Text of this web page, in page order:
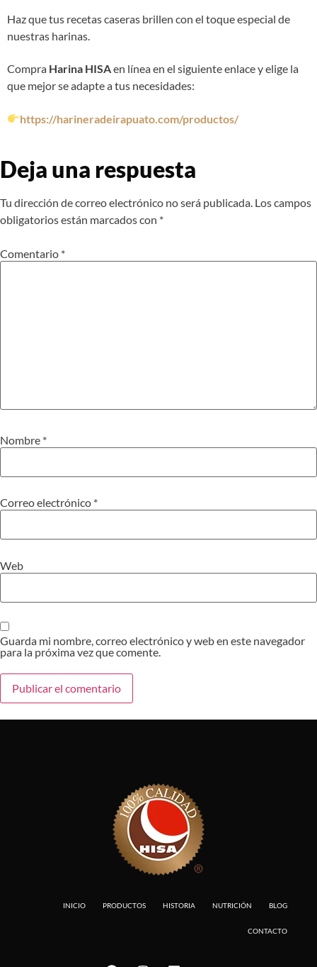
Haz que tus recetas caseras brillen con el toque especial de
nuestras harinas.
Compra Harina HISAen línea en el siguiente enlace y elige la
que mejor se adapte a tus necesidades:
https://harineradeirapuato.com/productos/
Deja una respuesta
Tu dirección de correo electrónico no será publicada. Los campos
obligatorios están marcados con *
Comentario *
Nombre *
Correo electrónico *
Web
Guarda mi nombre, correo electrónico y web en este navegador
para la próxima vez que comente.
INICIO PRODUCTOS HISTORIA NUTRICIÓN BLOG
CONTACTO